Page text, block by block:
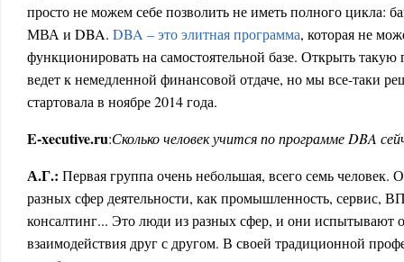
просто не можем себе позволить не иметь полного цикла:
МВА и DBA. DBA – это элитная программа, которая не
функционировать на самостоятельной базе. Открыть
ведет к немедленной финансовой отдаче, но мы все-таки
стартовала в ноябре 2014 года.
E-xecutive.ru:Сколько человек учится по программе DBA
А.Г.: Первая группа очень небольшая, всего семь
разных сфер деятельности, как промышленность, сервис,
консалтинг... Это люди из разных сфер, и они испытывают
взаимодействия друг с другом. В своей традиционной